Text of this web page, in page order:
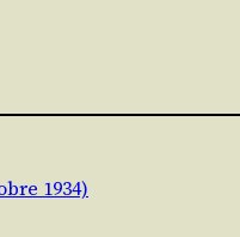
1934)